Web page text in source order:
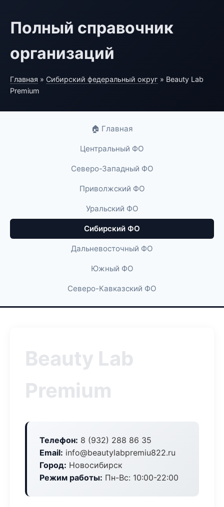
Полный справочник
организаций
Главная » Сибирский федеральный округ » Beauty Lab
Premium
🏠 Главная
Центральный ФО
Северо-Западный ФО
Приволжский ФО
Уральский ФО
Сибирский ФО
Дальневосточный ФО
Южный ФО
Северо-Кавказский ФО
Beauty Lab
Premium
Телефон: 8 (932) 288 86 35
Email: info@beautylabpremiu822.ru
Город: Новосибирск
Режим работы: Пн-Вс: 10:00-22:00